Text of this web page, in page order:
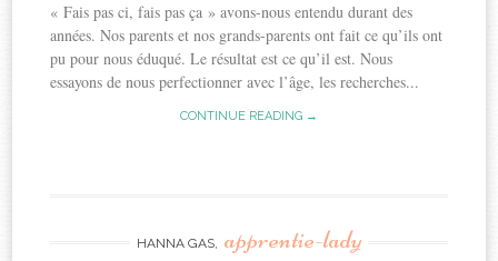
« Fais pas ci, fais pas ça » avons-nous entendu durant des
années. Nos parents et nos grands-parents ont fait ce qu’ils ont
pu pour nous éduqué. Le résultat est ce qu’il est. Nous
essayons de nous perfectionner avec l’âge, les recherches...
CONTINUE READING →
HANNA GAS, apprentie-lady